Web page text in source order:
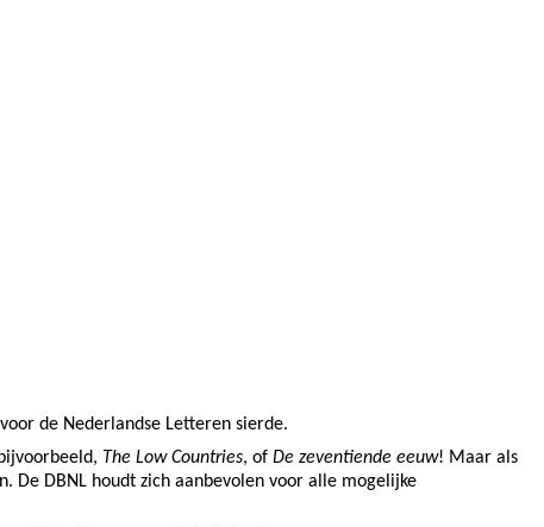
de Nederlandse Letteren sierde.
The Low Countries, of De zeventiende eeuw! Maar als
De DBNL houdt zich aanbevolen voor alle mogelijke